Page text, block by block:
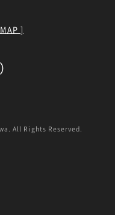
]
All Rights Reserved.